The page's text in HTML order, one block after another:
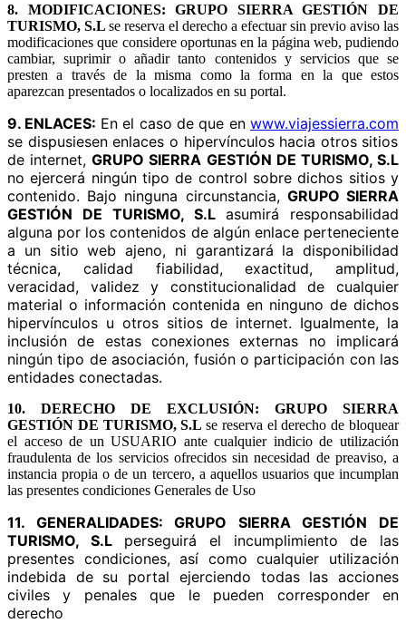
8. MODIFICACIONES:GRUPO SIERRA GESTIÓN DE
TURISMO, S.L se reserva el derecho a efectuar sin previo aviso las
modificaciones que considere oportunas en la página web, pudiendo
cambiar, suprimir o añadir tanto contenidos y servicios que se
presten a través de la misma como la forma en la que estos
aparezcan presentados o localizados en su portal.
9. ENLACES: En el caso de que en www.viajessierra.com
se dispusiesen enlaces o hipervínculos hacia otros sitios
de internet,GRUPO SIERRA GESTIÓN DE TURISMO, S.L
no ejercerá ningún tipo de control sobre dichos sitios y
contenido. Bajo ninguna circunstancia, GRUPO SIERRA
GESTIÓN DE TURISMO, S.L asumirá responsabilidad
alguna por los contenidos de algún enlace perteneciente
a un sitio web ajeno, ni garantizará la disponibilidad
técnica, calidad fiabilidad, exactitud, amplitud,
veracidad, validez y constitucionalidad de cualquier
material o información contenida en ninguno de dichos
hipervínculos u otros sitios de internet. Igualmente, la
inclusión de estas conexiones externas no implicará
ningún tipo de asociación, fusión o participación con las
entidades conectadas.
10. DERECHO DE EXCLUSIÓN: GRUPO SIERRA
GESTIÓN DE TURISMO, S.Lse reserva el derecho de bloquear
el acceso de un USUARIO ante cualquier indicio de utilización
fraudulenta de los servicios ofrecidos sin necesidad de preaviso, a
instancia propia o de un tercero, a aquellos usuarios que incumplan
las presentes condiciones Generales de Uso
11. GENERALIDADES:GRUPO SIERRA GESTIÓN DE
TURISMO, S.Lperseguirá el incumplimiento de las
presentes condiciones, así como cualquier utilización
indebida de su portal ejerciendo todas las acciones
civiles y penales que le pueden corresponder en
derecho